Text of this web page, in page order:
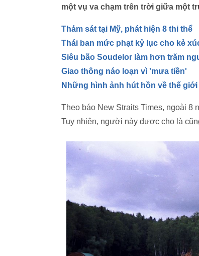
một vụ va chạm trên trời giữa một
Thảm sát tại Mỹ, phát hiện 8 thi thể
Thái ban mức phạt kỷ lục cho kẻ
Siêu bão Soudelor làm hơn trăm
Giao thông náo loạn vì 'mưa tiền'
Những hình ảnh hút hồn về thế
Theo báo New Straits Times, ngoài 8
Tuy nhiên, người này được cho là